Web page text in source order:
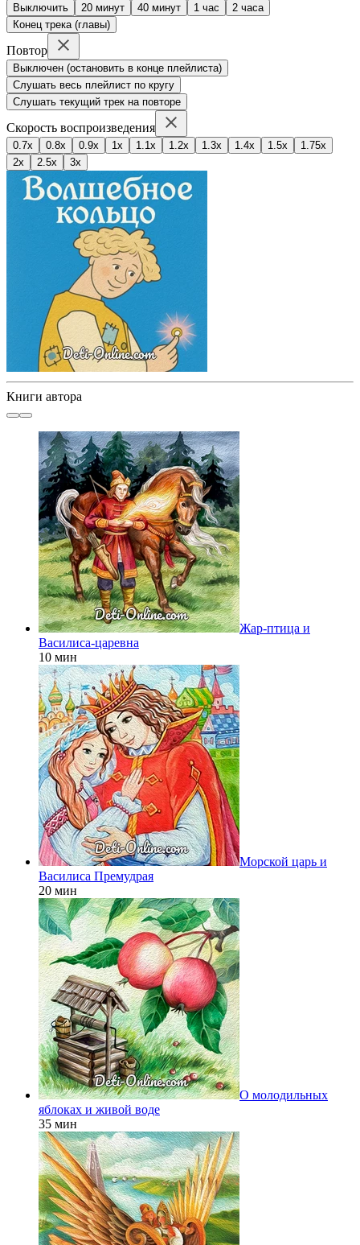
Выключить 20 минут 40 минут 1 час
2 часа
Конец трека (главы)
Повтор
Выключен (остановить в конце плейлиста)
Слушать весь плейлист по кругу
Слушать текущий трек на повторе
Скорость воспроизведения
0.7x 0.8x 0.9x 1x 1.1x 1.2x 1.3x 1.4x 1.5x
1.75x
2x
2.5x 3x
Книги автора
Жар-птица и
Василиса-царевна
10 мин
Морской царь и
Василиса Премудрая
20 мин
О молодильных
яблоках и живой воде
35 мин